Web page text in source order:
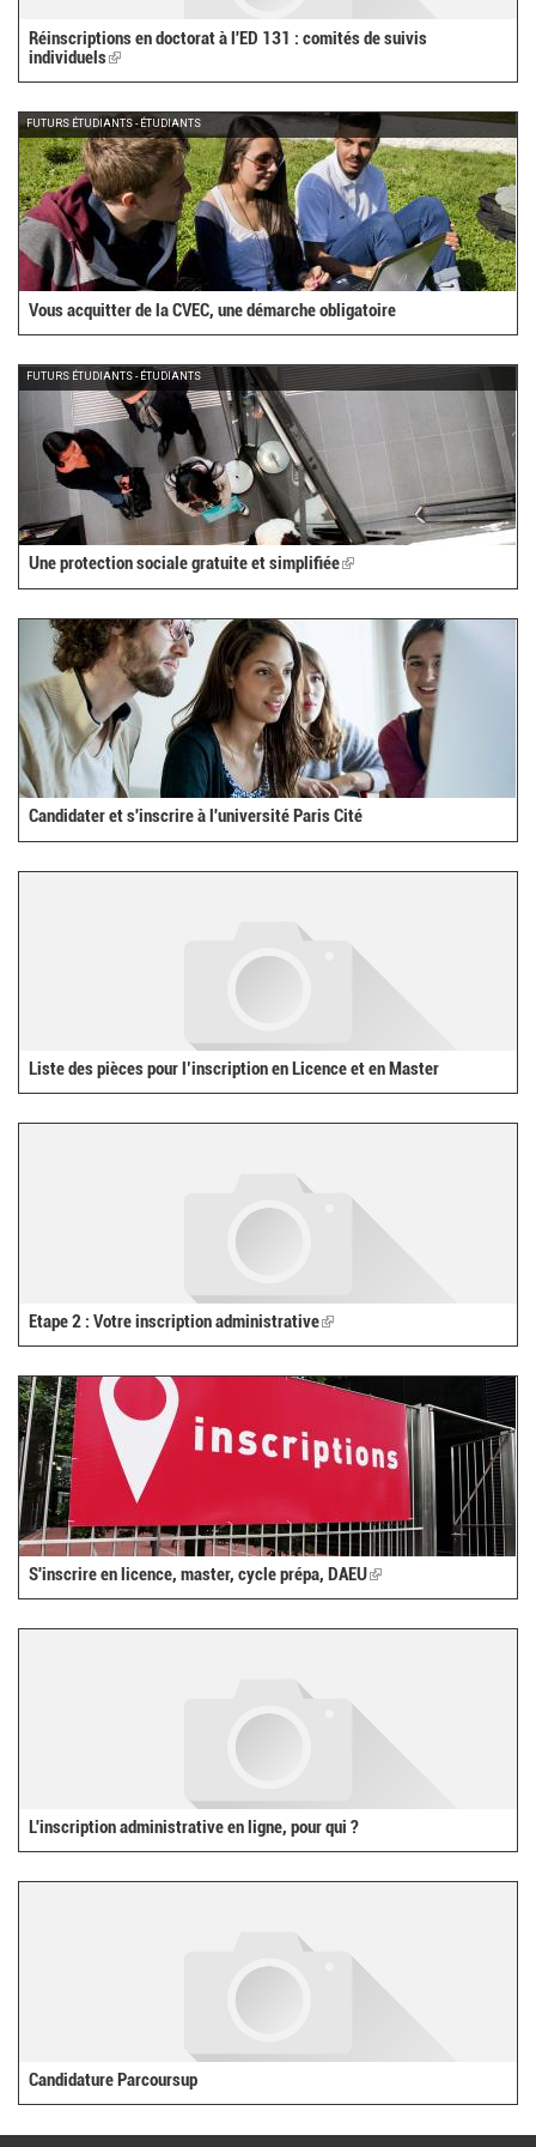
Réinscriptions en doctorat à l'ED 131 : comités de suivis
individuels(link
FUTURS ÉTUDIANTS - ÉTUDIANTS
Vous acquitter de la CVEC, une démarche obligatoire
FUTURS ÉTUDIANTS - ÉTUDIANTS
Une protection sociale gratuite et simplifiée(link
Candidater et s'inscrire à l'université Paris Cité
Liste des pièces pour l’inscription en Licence et en Master
Etape 2 : Votre inscription administrative(link
is
S'inscrire en licence, master, cycle prépa, DAEU(link
is
L'inscription administrative en ligne, pour qui ?
Candidature Parcoursup